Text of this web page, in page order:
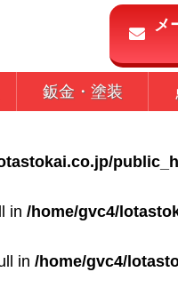
メ
鈑金・塗装
in /home/gvc4/
in /home/gvc4/